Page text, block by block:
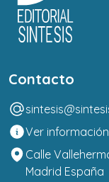
Contacto
Ver
Calle
Madrid España